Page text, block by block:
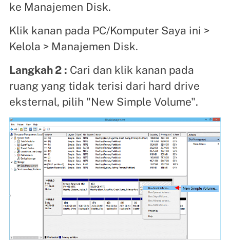
ke Manajemen Disk.
Klik kanan pada PC/Komputer Saya ini >
Kelola > Manajemen Disk.
Langkah 2 : Cari dan klik kanan pada
ruang yang tidak terisi dari hard drive
eksternal, pilih "New Simple Volume".